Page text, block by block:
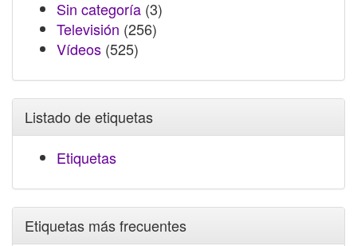
Sin categoría (3)
Televisión (256)
Vídeos (525)
Listado de etiquetas
Etiquetas
Etiquetas más frecuentes